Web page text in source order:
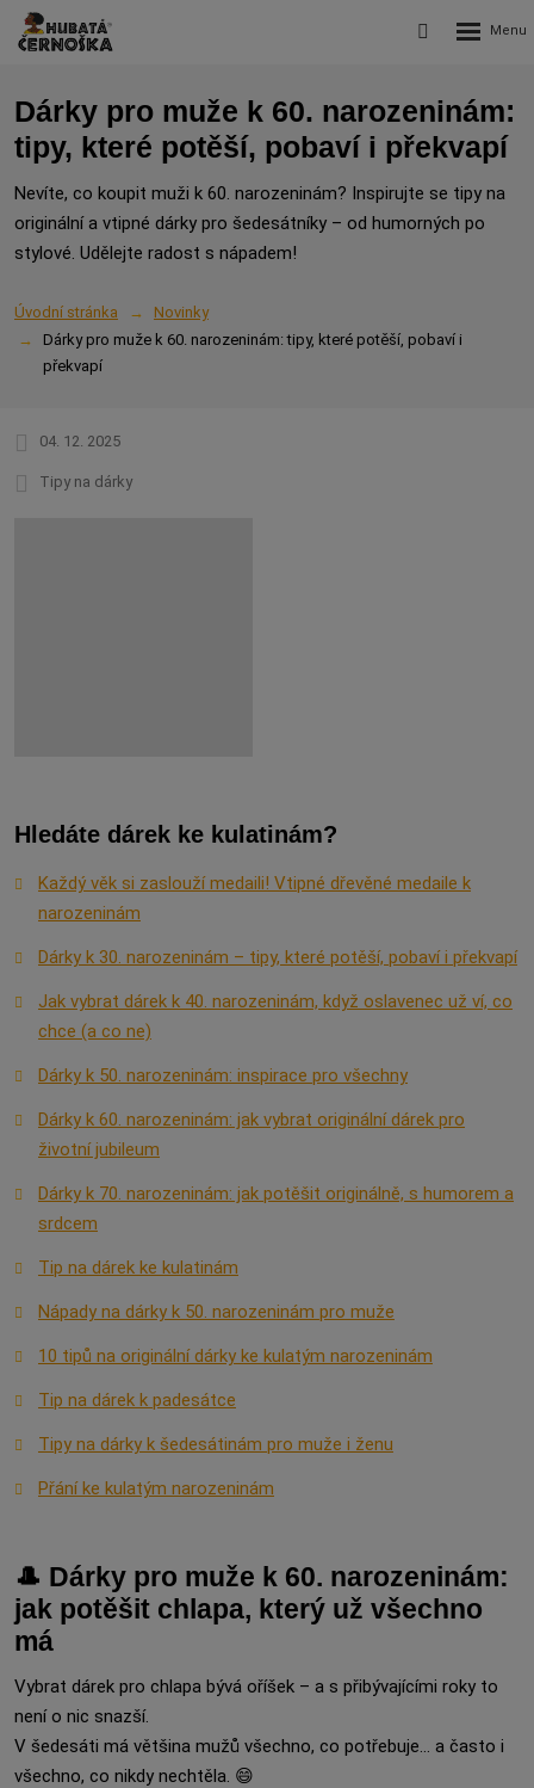
Vyhledávání
Rozbalení
Dárky pro muže k 60. narozeninám:
tipy, které potěší, pobaví i překvapí
Nevíte, co koupit muži k 60. narozeninám? Inspirujte se tipy na
originální a vtipné dárky pro šedesátníky – od humorných po
stylové. Udělejte radost s nápadem!
Úvodní stránka
Novinky
Dárky pro muže k 60. narozeninám: tipy, které potěší, pobaví i
překvapí
04. 12. 2025
Tipy na dárky
Hledáte dárek ke kulatinám?
Každý věk si zaslouží medaili! Vtipné dřevěné medaile k
narozeninám
Dárky k 30. narozeninám – tipy, které potěší, pobaví i překvapí
Jak vybrat dárek k 40. narozeninám, když oslavenec už ví, co
chce (a co ne)
Dárky k 50. narozeninám: inspirace pro všechny
Dárky k 60. narozeninám: jak vybrat originální dárek pro
životní jubileum
Dárky k 70. narozeninám: jak potěšit originálně, s humorem a
srdcem
Tip na dárek ke kulatinám
Nápady na dárky k 50. narozeninám pro muže
10 tipů na originální dárky ke kulatým narozeninám
Tip na dárek k padesátce
Tipy na dárky k šedesátinám pro muže i ženu
Přání ke kulatým narozeninám
🎩 Dárky pro muže k 60. narozeninám:
jak potěšit chlapa, který už všechno
má
Vybrat dárek pro chlapa bývá oříšek – a s přibývajícími roky to
není o nic snazší.
V šedesáti má většina mužů všechno, co potřebuje… a často i
všechno, co nikdy nechtěla. 😄